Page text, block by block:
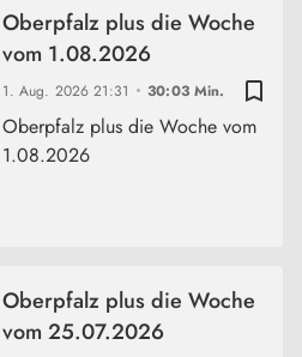
bookmark_border
1. Aug. 202621:31 30:03 Min.
Oberpfalz plus die Woche
vom 1.08.2026
Oberpfalz plus die Woche vom
1.08.2026
Oberpfalz plus die Woche
vom 25.07.2026